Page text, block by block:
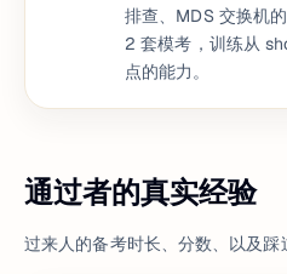
排查、MDS 交换机
2 套模考，训练从
点的能力。
通过者的真实经验
过来人的备考时长、分数、以及踩